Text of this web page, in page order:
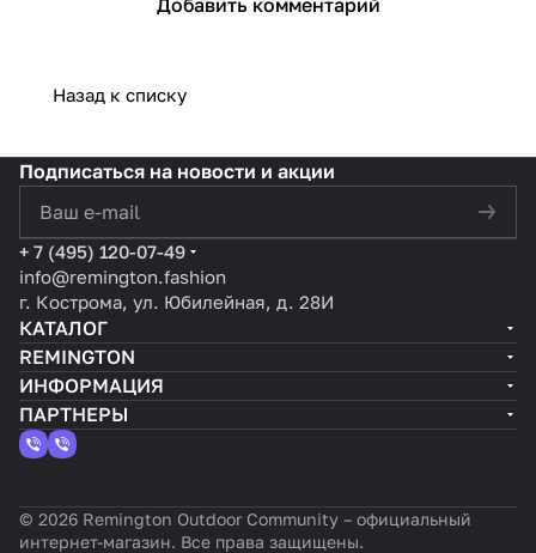
Назад к списку
Подписаться на новости и акции
+ 7 (495) 120-07-49
info@remington.fashion
г. Кострома, ул. Юбилейная, д. 28И
КАТАЛОГ
REMINGTON
ИНФОРМАЦИЯ
ПАРТНЕРЫ
© 2026 Remington Outdoor Community – официальный
интернет-магазин. Все права защищены.